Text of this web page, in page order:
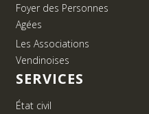
Foyer des Personnes
Agées
Les Associations
Vendinoises
SERVICES
État civil